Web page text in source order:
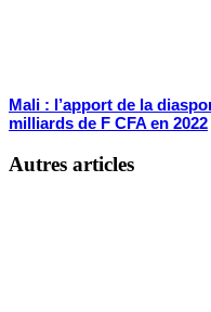
Mali : l’apport de la
milliards de F CFA en 2022
Autres articles